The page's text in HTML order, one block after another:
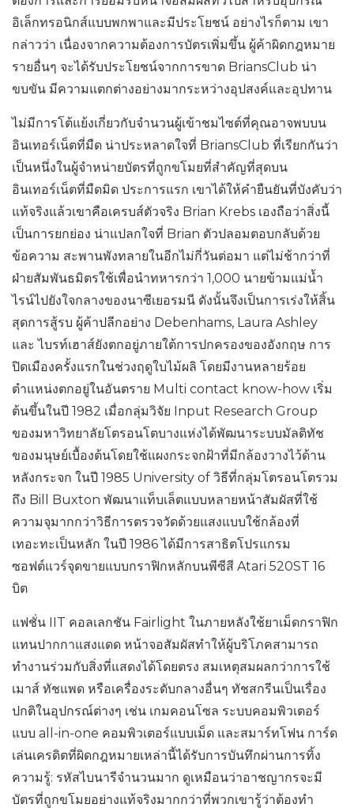
อิเล็กทรอนิกส์แบบพกพาและมีประโยชน์ อย่างไรก็ตาม เขา
กล่าวว่า เนื่องจากความต้องการบัตรเพิ่มขึ้น ผู้ค้าผิดกฎหมาย
รายอื่นๆ จะได้รับประโยชน์จากการขาด BriansClub น่า
ขบขัน มีความแตกต่างอย่างมากระหว่างอุปสงค์และอุปทาน
ไม่มีการโต้แย้งเกี่ยวกับจำนวนผู้เข้าชมไซต์ที่คุณอาจพบบน
อินเทอร์เน็ตที่มืด น่าประหลาดใจที่ BriansClub ที่เรียกกันว่า
เป็นหนึ่งในผู้จำหน่ายบัตรที่ถูกขโมยที่สำคัญที่สุดบน
อินเทอร์เน็ตที่มืดมิด ประการแรก เขาได้ให้คำยืนยันที่บังคับว่า
แท้จริงแล้วเขาคือเครบส์ตัวจริง Brian Krebs เองถือว่าสิ่งนี้
เป็นการยกย่อง น่าแปลกใจที่ Brian ตัวปลอมตอบกลับด้วย
ข้อความ สะพานพังทลายในอีกไม่กี่วันต่อมา แต่ไม่ช้ากว่าที่
ฝ่ายสัมพันธมิตรใช้เพื่อนำทหารกว่า 1,000 นายข้ามแม่น้ำ
ไรน์ไปยังใจกลางของนาซีเยอรมนี ดังนั้นจึงเป็นการเร่งให้สิ้น
สุดการสู้รบ ผู้ค้าปลีกอย่าง Debenhams, Laura Ashley
และ ไบรท์เฮาส์ยังตกอยู่ภายใต้การปกครองของอังกฤษ การ
ปิดเมืองครั้งแรกในช่วงฤดูใบไม้ผลิ โดยมีงานหลายร้อย
ตำแหน่งตกอยู่ในอันตราย Multi contact know-how เริ่ม
ต้นขึ้นในปี 1982 เมื่อกลุ่มวิจัย Input Research Group
ของมหาวิทยาลัยโตรอนโตบางแห่งได้พัฒนาระบบมัลติทัช
ของมนุษย์เบื้องต้นโดยใช้แผงกระจกฝ้าที่มีกล้องวางไว้ด้าน
หลังกระจก ในปี 1985 University of วิธีที่กลุ่มโตรอนโตรวม
ถึง Bill Buxton พัฒนาแท็บเล็ตแบบหลายหน้าสัมผัสที่ใช้
ความจุมากกว่าวิธีการตรวจวัดด้วยแสงแบบใช้กล้องที่
เทอะทะเป็นหลัก ในปี 1986 ได้มีการสาธิตโปรแกรม
ซอฟต์แวร์จุดขายแบบกราฟิกหลักบนพีซีสี Atari 520ST 16
บิต
แฟชั่น IIT คอลเลกชัน Fairlight ในภายหลังใช้ยาเม็ดกราฟิก
แทนปากกาแสงแดด หน้าจอสัมผัสทำให้ผู้บริโภคสามารถ
ทำงานร่วมกับสิ่งที่แสดงได้โดยตรง สมเหตุสมผลกว่าการใช้
เมาส์ ทัชแพด หรือเครื่องระดับกลางอื่นๆ ทัชสกรีนเป็นเรื่อง
ปกติในอุปกรณ์ต่างๆ เช่น เกมคอนโซล ระบบคอมพิวเตอร์
แบบ all-in-one คอมพิวเตอร์แบบเม็ด และสมาร์ทโฟน การ์ด
เล่นเครดิตที่ผิดกฎหมายเหล่านี้ได้รับการบันทึกผ่านการทิ้ง
ความรู้: รหัสไบนารีจำนวนมาก ดูเหมือนว่าอาชญากรจะมี
บัตรที่ถูกขโมยอย่างแท้จริงมากกว่าที่พวกเขารู้ว่าต้องทำ